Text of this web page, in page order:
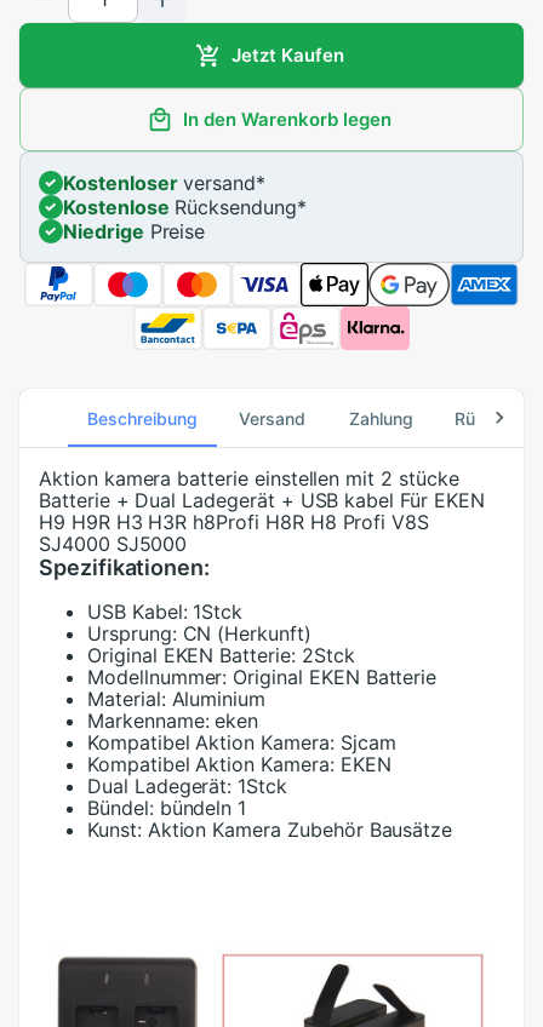
Jetzt Kaufen
In den Warenkorb legen
Kostenloserversand*
Kostenlose Rücksendung*
Niedrige Preise
Beschreibung Versand Zahlung
Aktion kamera batterie einstellen mit 2 stücke
Batterie + Dual Ladegerät + USB kabel Für EKEN
H9 H9R H3 H3R h8Profi H8R H8 Profi V8S
SJ4000 SJ5000
Spezifikationen:
USB Kabel: 1Stck
Ursprung: CN (Herkunft)
Original EKEN Batterie: 2Stck
Modellnummer: Original EKEN Batterie
Material: Aluminium
Markenname: eken
Kompatibel Aktion Kamera: Sjcam
Kompatibel Aktion Kamera: EKEN
Dual Ladegerät: 1Stck
Bündel: bündeln 1
Kunst: Aktion Kamera Zubehör Bausätze